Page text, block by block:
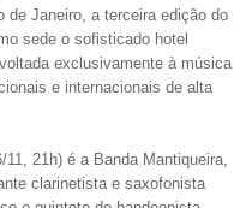
de Janeiro, a terceira edição do
sede o sofisticado hotel
exclusivamente à música
e internacionais de alta
21h) é a Banda Mantiqueira,
clarinetista e saxofonista